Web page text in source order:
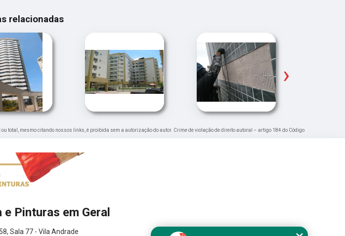
relacionadas
›
total, mesmo citando nossos links, é proibida sem a autorização do autor. Crime de violação de direito autoral – artigo 184 do Código
e Pinturas em Geral
Sala 77 - Vila Andrade